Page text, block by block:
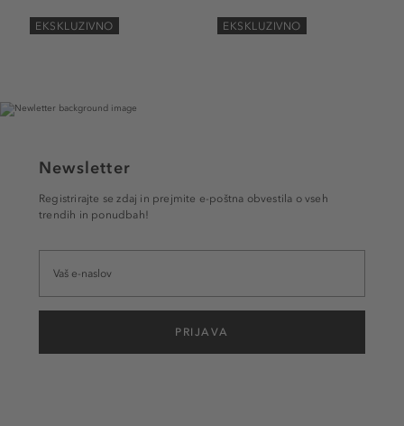
EKSKLUZIVNO EKSKLUZIVNO
Newsletter
Registrirajte se zdaj in prejmite e-poštna obvestila o vseh
trendih in ponudbah!
PRIJAVA